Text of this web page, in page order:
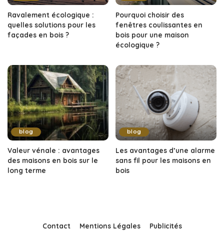
Ravalement écologique :
quelles solutions pour les
façades en bois ?
Pourquoi choisir des
fenêtres coulissantes en
bois pour une maison
écologique ?
blog
Valeur vénale : avantages
des maisons en bois sur le
long terme
blog
Les avantages d’une alarme
sans fil pour les maisons en
bois
Contact Mentions Légales Publicités